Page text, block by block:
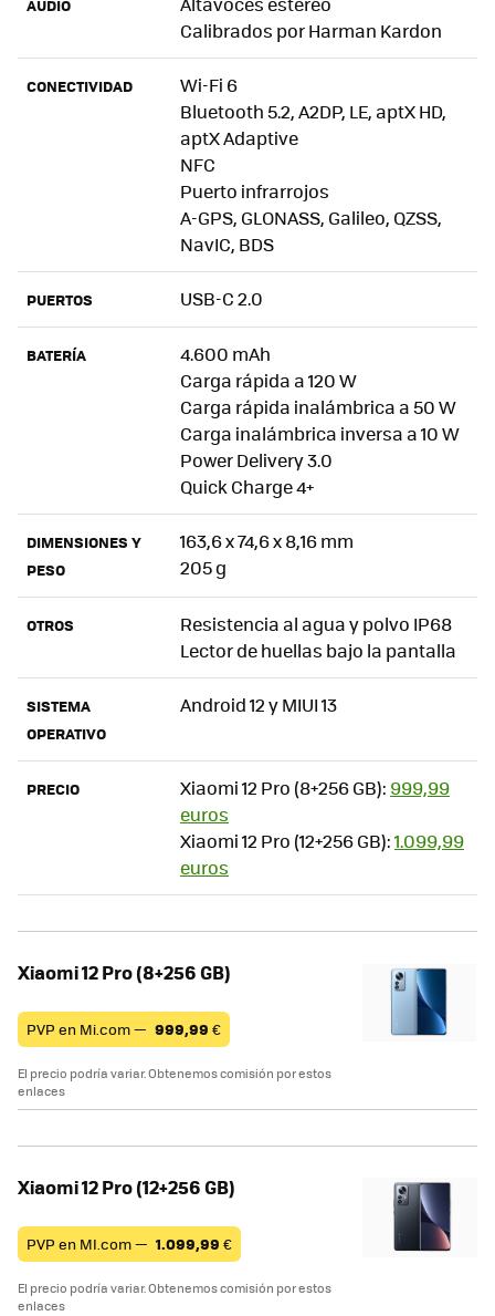
AUDIO
Calibrados por Harman Kardon
CONECTIVIDAD
Wi-Fi 6
Bluetooth 5.2, A2DP, LE, aptX HD,
aptX Adaptive
NFC
Puerto infrarrojos
A-GPS, GLONASS, Galileo, QZSS,
NavIC, BDS
PUERTOS USB-C 2.0
BATERÍA
4.600 mAh
Carga rápida a 120 W
Carga rápida inalámbrica a 50 W
Carga inalámbrica inversa a 10 W
Power Delivery 3.0
Quick Charge 4+
DIMENSIONES Y
PESO
163,6 x 74,6 x 8,16 mm
205 g
OTROS
Resistencia al agua y polvo IP68
Lector de huellas bajo la pantalla
SISTEMA
OPERATIVO
Android 12 y MIUI 13
PRECIO Xiaomi 12 Pro (8+256 GB): 999,99
euros
Xiaomi 12 Pro (12+256 GB):1.099,99
euros
Xiaomi 12 Pro (8+256 GB)
PVP en Mi.com — 999,99 €
El precio podría variar. Obtenemos comisión por estos
enlaces
Xiaomi 12 Pro (12+256 GB)
PVP en MI.com — 1.099,99 €
El precio podría variar. Obtenemos comisión por estos
enlaces